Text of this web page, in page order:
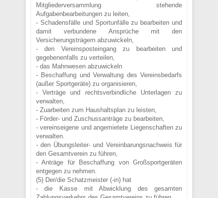
Mitgliederversammlung stehende
Aufgabenbearbeitungen zu leiten,
- Schadensfälle und Sportunfälle zu bearbeiten und
damit verbundene Ansprüche mit den
Versicherungsträgern abzuwickeln,
- den Vereinsposteingang zu bearbeiten und
gegebenenfalls zu verteilen,
- das Mahnwesen abzuwickeln
- Beschaffung und Verwaltung des Vereinsbedarfs
(außer Sportgeräte) zu organisieren,
- Verträge und rechtsverbindliche Unterlagen zu
verwalten,
- Zuarbeiten zum Haushaltsplan zu leisten,
- Förder- und Zuschussanträge zu bearbeiten,
- vereinseigene und angemietete Liegenschaften zu
verwalten.
- den Übungsleiter- und Vereinbarungsnachweis für
den Gesamtverein zu führen,
- Anträge für Beschaffung von Großsportgeräten
entgegen zu nehmen.
(5) Der/die Schatzmeister (-in) hat
- die Kasse mit Abwicklung des gesamten